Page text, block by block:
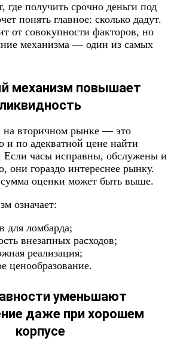
где получить срочно деньги под
понять главное: сколько дадут.
от совокупности факторов, но
механизма — один из самых
механизм повышает
ликвидность
на вторичном рынке — это
и по адекватной цене найти
Если часы исправны, обслужены и
они гораздо интереснее рынку.
оценки может быть выше.
означает:
для ломбарда;
внезапных расходов;
реализация;
ценообразование.
уменьшают
даже при хорошем
корпусе